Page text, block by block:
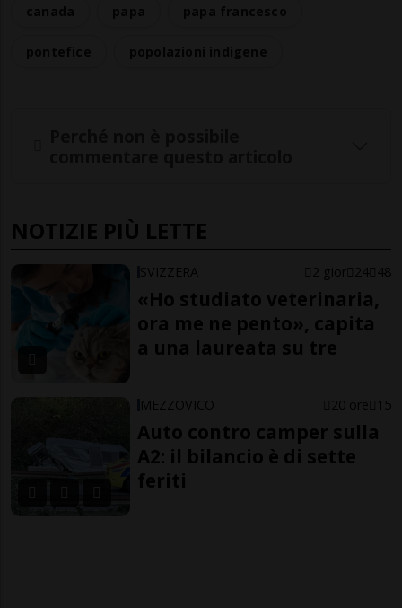
NOTIZIE PIÙ LETTE
SVIZZERA 2 gior 24 48
«Ho studiato veterinaria,
ora me ne pento», capita
a una laureata su tre
MEZZOVICO 20 ore 15
Auto contro camper sulla
A2: il bilancio è di sette
feriti